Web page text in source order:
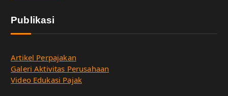
Publikasi
Artikel Perpajakan
Galeri Aktivitas Perusahaan
Video Edukasi Pajak